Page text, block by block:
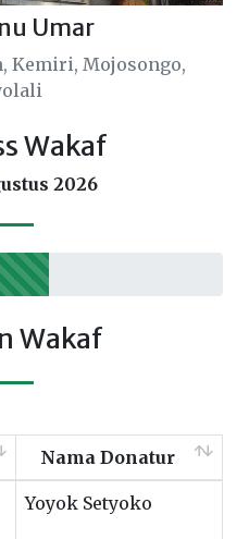
Umar
Kemiri, Mojosongo,
Wakaf
2026
Wakaf
Nama Donatur
Yoyok Setyoko